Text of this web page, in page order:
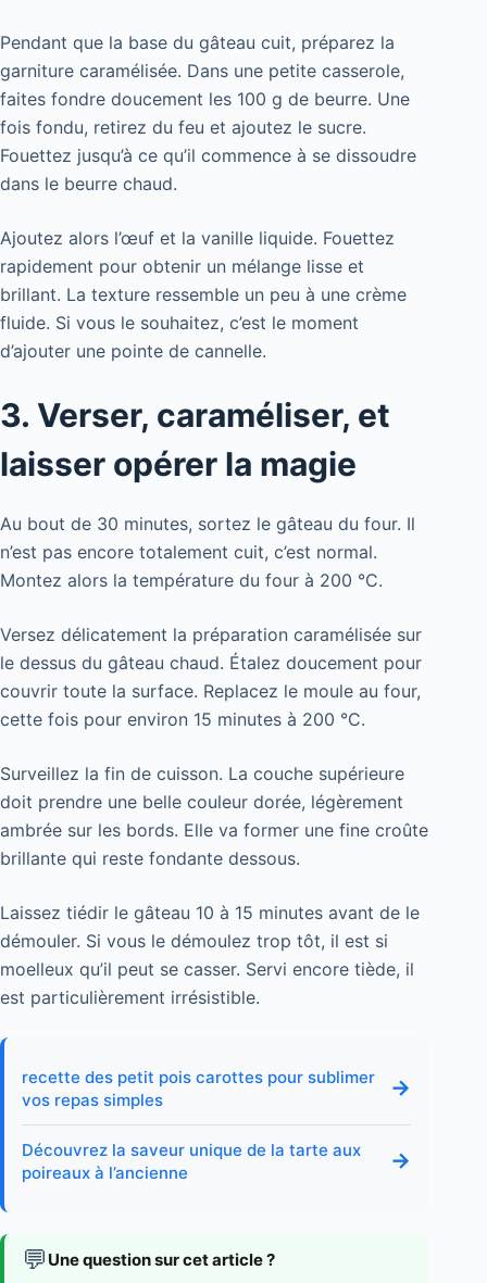
Pendant que la base du gâteau cuit, préparez la
garniture caramélisée. Dans une petite casserole,
faites fondre doucement les 100 g de beurre. Une
fois fondu, retirez du feu et ajoutez le sucre.
Fouettez jusqu’à ce qu’il commence à se dissoudre
dans le beurre chaud.
Ajoutez alors l’œuf et la vanille liquide. Fouettez
rapidement pour obtenir un mélange lisse et
brillant. La texture ressemble un peu à une crème
fluide. Si vous le souhaitez, c’est le moment
d’ajouter une pointe de cannelle.
3. Verser, caraméliser, et
laisser opérer la magie
Au bout de 30 minutes, sortez le gâteau du four. Il
n’est pas encore totalement cuit, c’est normal.
Montez alors la température du four à 200 °C.
Versez délicatement la préparation caramélisée sur
le dessus du gâteau chaud. Étalez doucement pour
couvrir toute la surface. Replacez le moule au four,
cette fois pour environ 15 minutes à 200 °C.
Surveillez la fin de cuisson. La couche supérieure
doit prendre une belle couleur dorée, légèrement
ambrée sur les bords. Elle va former une fine croûte
brillante qui reste fondante dessous.
Laissez tiédir le gâteau 10 à 15 minutes avant de le
démouler. Si vous le démoulez trop tôt, il est si
moelleux qu’il peut se casser. Servi encore tiède, il
est particulièrement irrésistible.
recette des petit pois carottes pour sublimer
vos repas simples
→
Découvrez la saveur unique de la tarte aux
poireaux à l’ancienne
→
💬 Une question sur cet article ?